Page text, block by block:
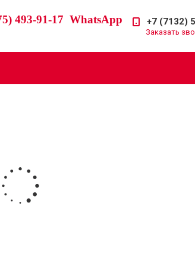
493-91-17 WhatsApp +7 (7132)
Заказать